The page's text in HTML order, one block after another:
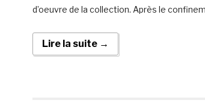
d’oeuvre de la collection. Après le
Lire la suite →